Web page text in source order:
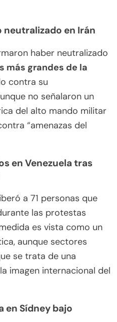
neutralizado en Irán
haber neutralizado
más grandes de la
contra su
no señalaron un
del alto mando militar
“amenazas del
en Venezuela tras
a 71 personas que
las protestas
es vista como un
aunque sectores
se trata de una
imagen internacional del
en Sídney bajo